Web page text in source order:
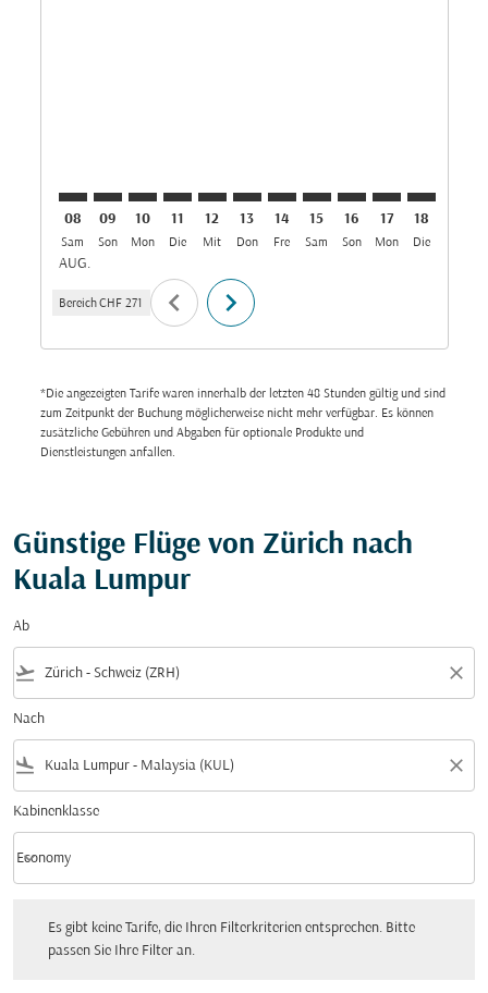
08
Sam
AUG.
09
Son
10
Mon
11
Die
12
Mit
13
Don
14
Fre
15
Sam
16
Son
17
Mon
18
Die
Bereich CHF 271 chevron_left chevron_right
*Die angezeigten Tarife waren innerhalb der letzten 48 Stunden gültig und sind
zum Zeitpunkt der Buchung möglicherweise nicht mehr verfügbar. Es können
zusätzliche Gebühren und Abgaben für optionale Produkte und
Dienstleistungen anfallen.
Günstige Flüge von Zürich nach
Kuala Lumpur
Ab
flight_takeoff close
Nach
flight_land close
Kabinenklasse
Kabinenklasse option Economy Selected
Economy
keyboard_arrow_down
Es gibt keine Tarife, die Ihren Filterkriterien entsprechen. Bitte
passen Sie Ihre Filter an.